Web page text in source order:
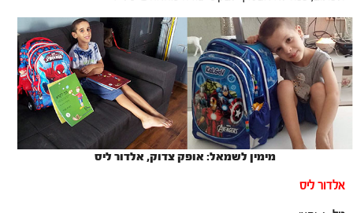
מימין לשמאל: אופק צדוק, אלדור ליס
אלדור ליס